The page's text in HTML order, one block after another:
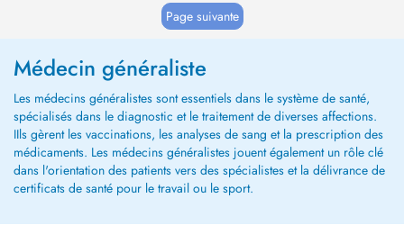
Page suivante
Médecin généraliste
Les médecins généralistes sont essentiels dans le système de santé,
spécialisés dans le diagnostic et le traitement de diverses affections.
IIls gèrent les vaccinations, les analyses de sang et la prescription des
médicaments. Les médecins généralistes jouent également un rôle clé
dans l'orientation des patients vers des spécialistes et la délivrance de
certificats de santé pour le travail ou le sport.